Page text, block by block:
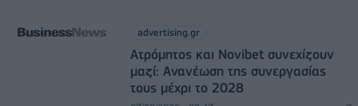
advertising.gr
Ατρόμητος και Novibet συνεχίζουν
μαζί: Ανανέωση της συνεργασίας
τους μέχρι το 2028